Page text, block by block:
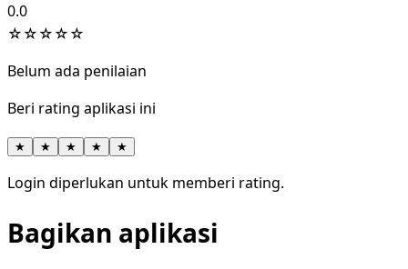
0.0
☆☆☆☆☆
Belum ada penilaian
Beri rating aplikasi ini
★ ★ ★ ★ ★
Login diperlukan untuk memberi rating.
Bagikan aplikasi